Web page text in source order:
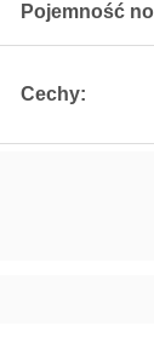
Pojemność
Cechy: